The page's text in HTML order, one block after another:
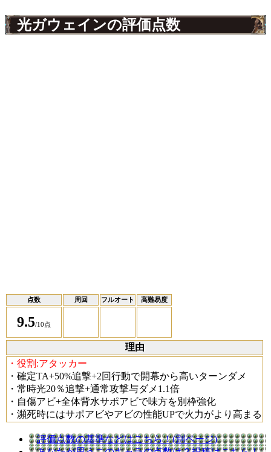
光ガウェインの評価点数
点数 周回 フルオート 高難易度
9.5/10点
理由
・役割:アタッカー
・確定TA+50%追撃+2回行動で開幕から高いターンダメ
・常時光20％追撃+通常攻撃与ダメ1.1倍
・自傷アビ+全体背水サポアビで味方を別枠強化
・瀕死時にはサポアビやアビの性能UPで火力がより高まる
評価点数の基準などはこちら！(別ページ)